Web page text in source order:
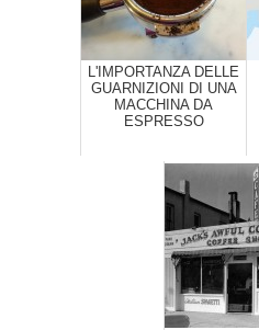
L'IMPORTANZA DELLE
GUARNIZIONI DI UNA
MACCHINA DA
ESPRESSO